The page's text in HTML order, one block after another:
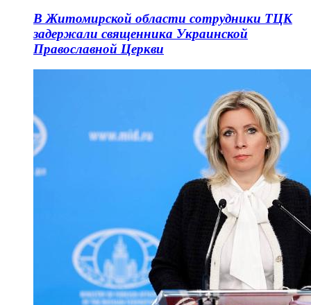
В Житомирской области сотрудники ТЦК
задержали священника Украинской
Православной Церкви